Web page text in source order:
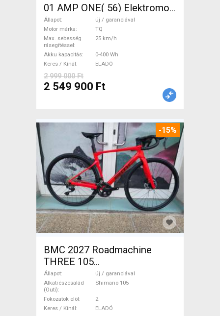
01 AMP ONE( 56) Elektromos
Országúti / Gravel TQ új /
garanciával ELADÓ
Állapot
új / garanciával
Motor márka
TQ
Max. sebesség
rásegítéssel
25 km/h
Akku kapacitás
0-400 Wh
Keres / Kínál
ELADÓ
2 999 000 Ft
2 549 900 Ft
-15%
BMC 2027 Roadmachine
THREE 105
(47,51,54,56,58,61) Országúti
Shimano 105 tárcsafék új /
garanciával ELADÓ
Állapot
új / garanciával
Alkatrészcsalád
(Outi)
Shimano 105
Fokozatok elöl
2
Keres / Kínál
ELADÓ